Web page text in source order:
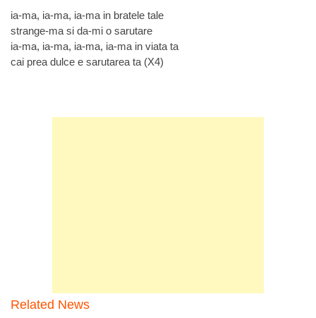
ia-ma, ia-ma, ia-ma in bratele tale
strange-ma si da-mi o sarutare
ia-ma, ia-ma, ia-ma, ia-ma in viata ta
cai prea dulce e sarutarea ta (X4)
Related News